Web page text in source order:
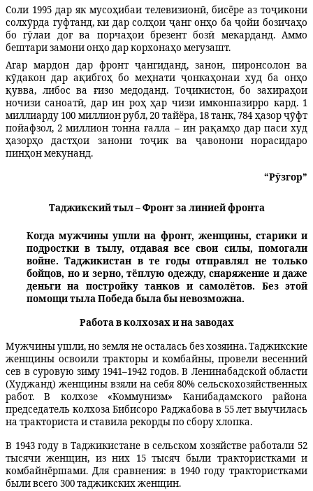
Соли 1995 дар як мусоҳибаи телевизионӣ, бисёре аз тоҷикони
солхӯрда гуфтанд, ки дар солҳои ҷанг онҳо ба ҷойи бозичаҳо
бо гӯлаи доғ ва порчаҳои брезент бозӣ мекарданд. Аммо
бештари замони онҳо дар корхонаҳо мегузашт.
Агар мардон дар фронт ҷангиданд, занон, пиронсолон ва
кӯдакон дар ақибгоҳ бо меҳнати ҷонкаҳонаи худ ба онҳо
қувва, либос ва ғизо медоданд. Тоҷикистон, бо захираҳои
ночизи саноатӣ, дар ин роҳ ҳар чизи имконпазирро кард. 1
миллиарду 100 миллион рубл, 20 тайёра, 18 танк, 784 ҳазор ҷӯфт
пойафзол, 2 миллион тонна ғалла – ин рақамҳо дар паси худ
ҳазорҳо дастҳои занони тоҷик ва ҷавонони норасидаро
пинҳон мекунанд.
“Рӯзгор”
Таджикский тыл – Фронт за линией фронта
Когда мужчины ушли на фронт, женщины, старики и
подростки в тылу, отдавая все свои силы, помогали
войне. Таджикистан в те годы отправлял не только
бойцов, но и зерно, тёплую одежду, снаряжение и даже
деньги на постройку танков и самолётов. Без этой
помощи тыла Победа была бы невозможна.
Работа в колхозах и на заводах
Мужчины ушли, но земля не осталась без хозяина. Таджикские
женщины освоили тракторы и комбайны, провели весенний
сев в суровую зиму 1941–1942 годов. В Ленинабадской области
(Худжанд) женщины взяли на себя 80% сельскохозяйственных
работ. В колхозе «Коммунизм» Канибадамского района
председатель колхоза Бибиcоро Раджабова в 55 лет выучилась
на тракториста и ставила рекорды по сбору хлопка.
В 1943 году в Таджикистане в сельском хозяйстве работали 52
тысячи женщин, из них 15 тысяч были трактористками и
комбайнёршами. Для сравнения: в 1940 году трактористками
были всего 300 таджикских женщин.